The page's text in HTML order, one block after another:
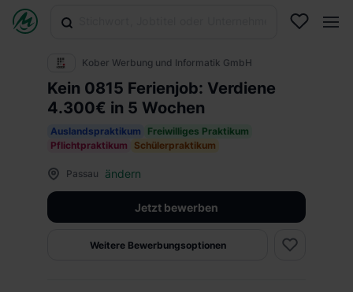
Kober Werbung und Informatik GmbH
Kein 0815 Ferienjob: Verdiene
4.300€ in 5 Wochen
Auslandspraktikum
Freiwilliges Praktikum
Pflichtpraktikum
Schülerpraktikum
Passau ändern
Jetzt bewerben
Weitere Bewerbungsoptionen